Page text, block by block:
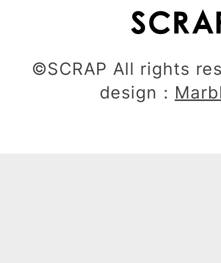
©SCRAP All rights
design：